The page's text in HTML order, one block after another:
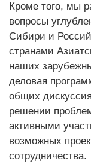
Кроме того, мы
вопросы
Сибири и
странами
наших
деловая
общих
решении
активными
возможных
сотрудничества.